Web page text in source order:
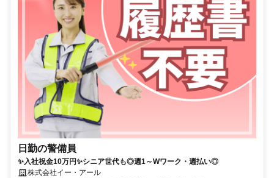
日勤の警備員
✨入社祝金10万円✨シニア世代も◎週1～Wワーク・週払い◎
株式会社イー・アール